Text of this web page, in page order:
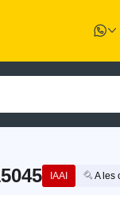
IAAI A les